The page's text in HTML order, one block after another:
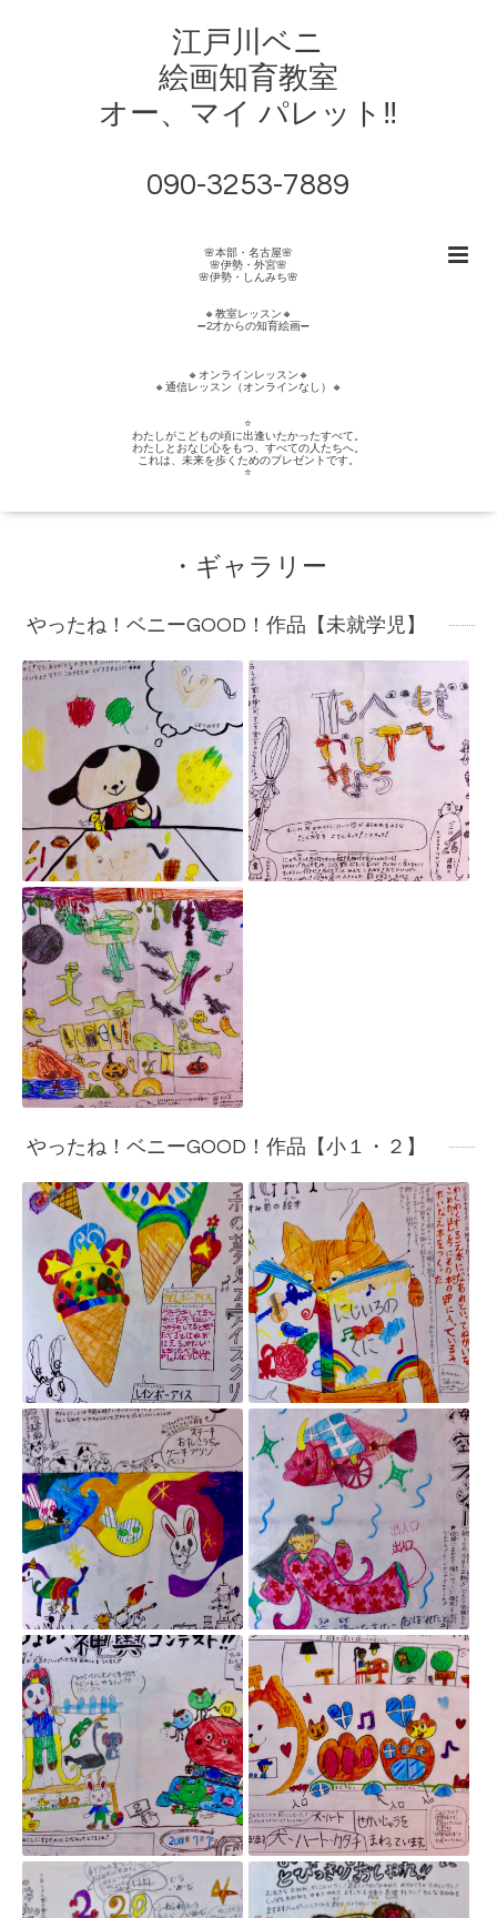
江戸川ベニ
絵画知育教室
オー、マイ パレット‼︎
090-3253-7889
🌸本部・名古屋🌸
🌸伊勢・外宮🌸
🌸伊勢・しんみち🌸
🔸教室レッスン🔸
➖2才からの知育絵画➖
🔸オンラインレッスン🔸
🔸通信レッスン（オンラインなし）🔸
⭐️
わたしがこどもの頃に出逢いたかったすべて。
わたしとおなじ心をもつ、すべての人たちへ。
これは、未来を歩くためのプレゼントです。
⭐️
・ギャラリー
やったね！ベニーGOOD！作品【未就学児】
やったね！ベニーGOOD！作品【小１・２】